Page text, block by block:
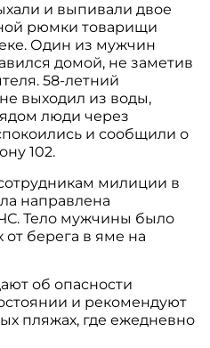
и выпивали двое
рюмки товарищи
Один из мужчин
домой, не заметив
58-летний
выходил из воды,
люди через
и сообщили о
102.
милиции в
направлена
Тело мужчины было
от берега в яме на
об опасности
и рекомендуют
пляжах, где ежедневно